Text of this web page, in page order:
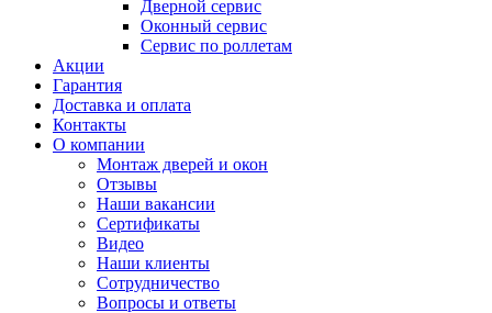
Дверной сервис
Оконный сервис
Сервис по роллетам
Акции
Гарантия
Доставка и оплата
Контакты
О компании
Монтаж дверей и окон
Отзывы
Наши вакансии
Сертификаты
Видео
Наши клиенты
Сотрудничество
Вопросы и ответы